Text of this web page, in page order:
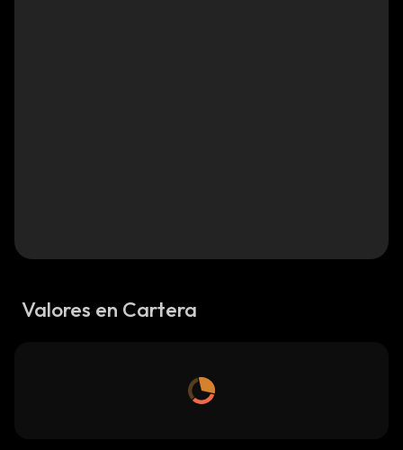
Valores en Cartera